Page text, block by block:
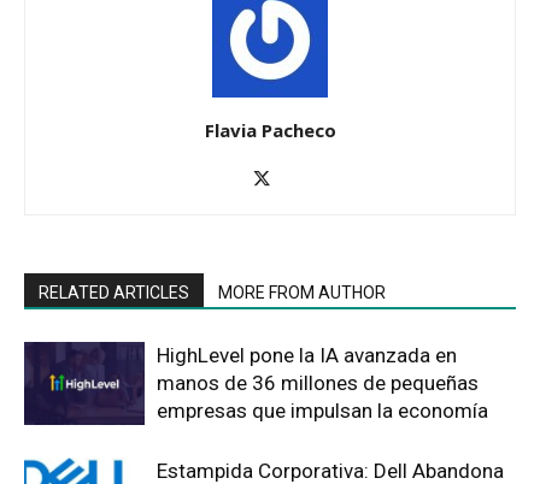
Flavia Pacheco
RELATED ARTICLES MORE FROM AUTHOR
HighLevel pone la IA avanzada en
manos de 36 millones de pequeñas
empresas que impulsan la economía
Estampida Corporativa: Dell Abandona